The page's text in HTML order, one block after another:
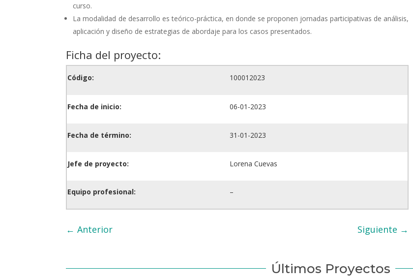
curso.
La modalidad de desarrollo es teórico-práctica, en donde se proponen jornadas participativas de análisis,
aplicación y diseño de estrategias de abordaje para los casos presentados.
Ficha del proyecto:
Código: 100012023
Fecha de inicio: 06-01-2023
Fecha de término: 31-01-2023
Jefe de proyecto: Lorena Cuevas
Equipo profesional: –
←Anterior Siguiente →
Últimos Proyectos